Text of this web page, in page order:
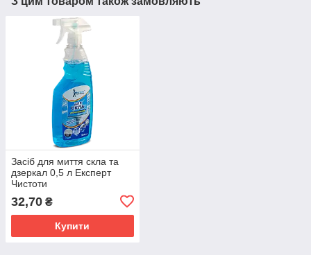
Засіб для миття скла та
дзеркал 0,5 л Експерт
Чистоти
32,70 ₴
Купити